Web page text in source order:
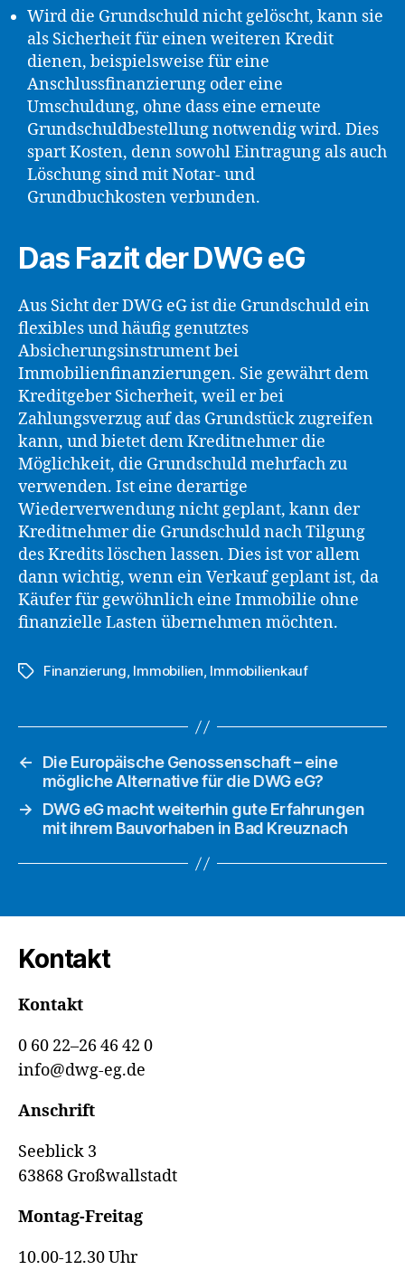
Wird die Grundschuld nicht gelöscht, kann sie
als Sicherheit für einen weiteren Kredit
dienen, beispielsweise für eine
Anschlussfinanzierung oder eine
Umschuldung, ohne dass eine erneute
Grundschuldbestellung notwendig wird. Dies
spart Kosten, denn sowohl Eintragung als auch
Löschung sind mit Notar- und
Grundbuchkosten verbunden.
Das Fazit der DWG eG
Aus Sicht der DWG eG ist die Grundschuld ein
flexibles und häufig genutztes
Absicherungsinstrument bei
Immobilienfinanzierungen. Sie gewährt dem
Kreditgeber Sicherheit, weil er bei
Zahlungsverzug auf das Grundstück zugreifen
kann, und bietet dem Kreditnehmer die
Möglichkeit, die Grundschuld mehrfach zu
verwenden. Ist eine derartige
Wiederverwendung nicht geplant, kann der
Kreditnehmer die Grundschuld nach Tilgung
des Kredits löschen lassen. Dies ist vor allem
dann wichtig, wenn ein Verkauf geplant ist, da
Käufer für gewöhnlich eine Immobilie ohne
finanzielle Lasten übernehmen möchten.
Schlagwörter
Finanzierung, Immobilien, Immobilienkauf
←
Die Europäische Genossenschaft – eine
mögliche Alternative für die DWG eG?
→
DWG eG macht weiterhin gute Erfahrungen
mit ihrem Bauvorhaben in Bad Kreuznach
Kontakt
Kontakt
0 60 22–26 46 42 0
info@dwg-eg.de
Anschrift
Seeblick 3
63868 Großwallstadt
Montag-Freitag
10.00-12.30 Uhr